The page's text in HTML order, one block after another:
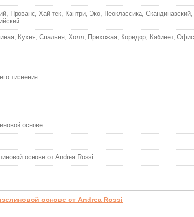
Прованс, Хай-тек, Кантри, Эко, Неоклассика, Скандинавский,
Кухня, Спальня, Холл, Прихожая, Коридор, Кабинет, Офис,
тиснения
основе
основе от Andrea Rossi
основе от Andrea Rossi